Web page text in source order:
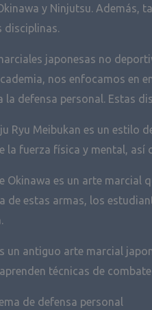
y Ninjutsu. Además,
disciplinas.
japonesas no
nos enfocamos en
la defensa personal. Estas
Ryu Meibukan es un estilo
la fuerza física y mental, así
Okinawa es un arte marcial
de estas armas, los
un antiguo arte marcial
técnicas de
de defensa personal